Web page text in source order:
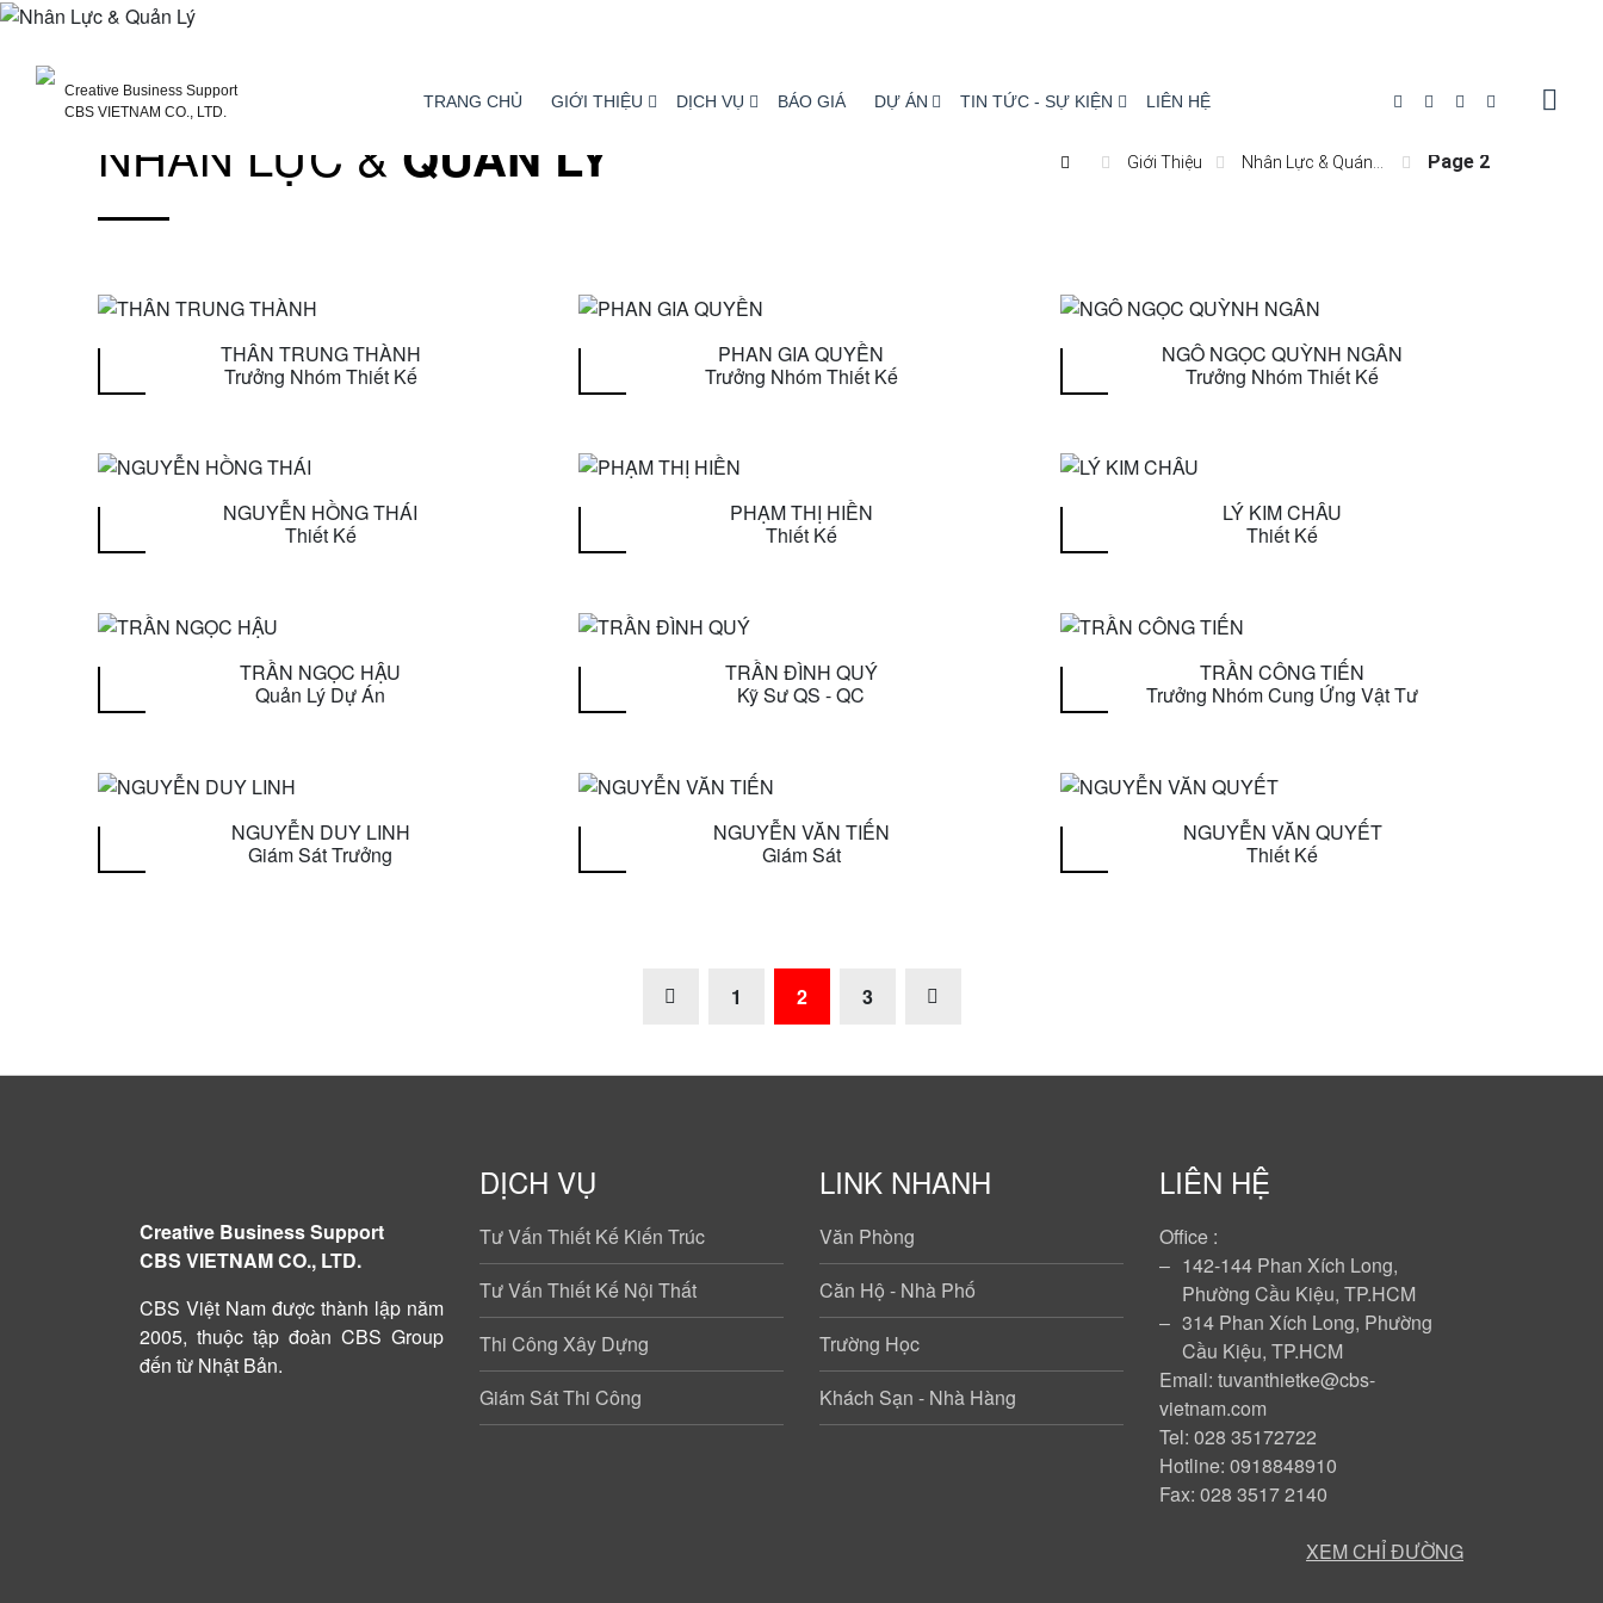
Creative Business Support
CBS VIETNAM CO., LTD.
TRANG CHỦ GIỚI THIỆU DỊCH VỤ BÁO GIÁ DỰ ÁN TIN TỨC - SỰ KIỆN LIÊN HỆ
NHÂN LỰC & QUẢN LÝ Giới Thiệu Nhân Lực & Quản... Page 2
THÂN TRUNG THÀNH
Trưởng Nhóm Thiết Kế
PHAN GIA QUYỀN
Trưởng Nhóm Thiết Kế
NGÔ NGỌC QUỲNH NGÂN
Trưởng Nhóm Thiết Kế
NGUYỄN HỒNG THÁI
Thiết Kế
PHẠM THỊ HIỀN
Thiết Kế
LÝ KIM CHÂU
Thiết Kế
TRẦN NGỌC HẬU
Quản Lý Dự Án
TRẦN ĐÌNH QUÝ
Kỹ Sư QS - QC
TRẦN CÔNG TIẾN
Trưởng Nhóm Cung Ứng Vật Tư
NGUYỄN DUY LINH
Giám Sát Trưởng
NGUYỄN VĂN TIẾN
Giám Sát
NGUYỄN VĂN QUYẾT
Thiết Kế
1 2 3
Creative Business Support
CBS VIETNAM CO., LTD.
CBS Việt Nam được thành lập năm
2005, thuộc tập đoàn CBS Group
đến từ Nhật Bản.
DỊCH VỤ
Tư Vấn Thiết Kế Kiến Trúc
Tư Vấn Thiết Kế Nội Thất
Thi Công Xây Dựng
Giám Sát Thi Công
LINK NHANH
Văn Phòng
Căn Hộ - Nhà Phố
Trường Học
Khách Sạn - Nhà Hàng
LIÊN HỆ
Office :
‒ 142-144 Phan Xích Long,
Phường Cầu Kiệu, TP.HCM
‒ 314 Phan Xích Long, Phường
Cầu Kiệu, TP.HCM
Email: tuvanthietke@cbs-
vietnam.com
Tel: 028 35172722
Hotline: 0918848910
Fax: 028 3517 2140
XEM CHỈ ĐƯỜNG